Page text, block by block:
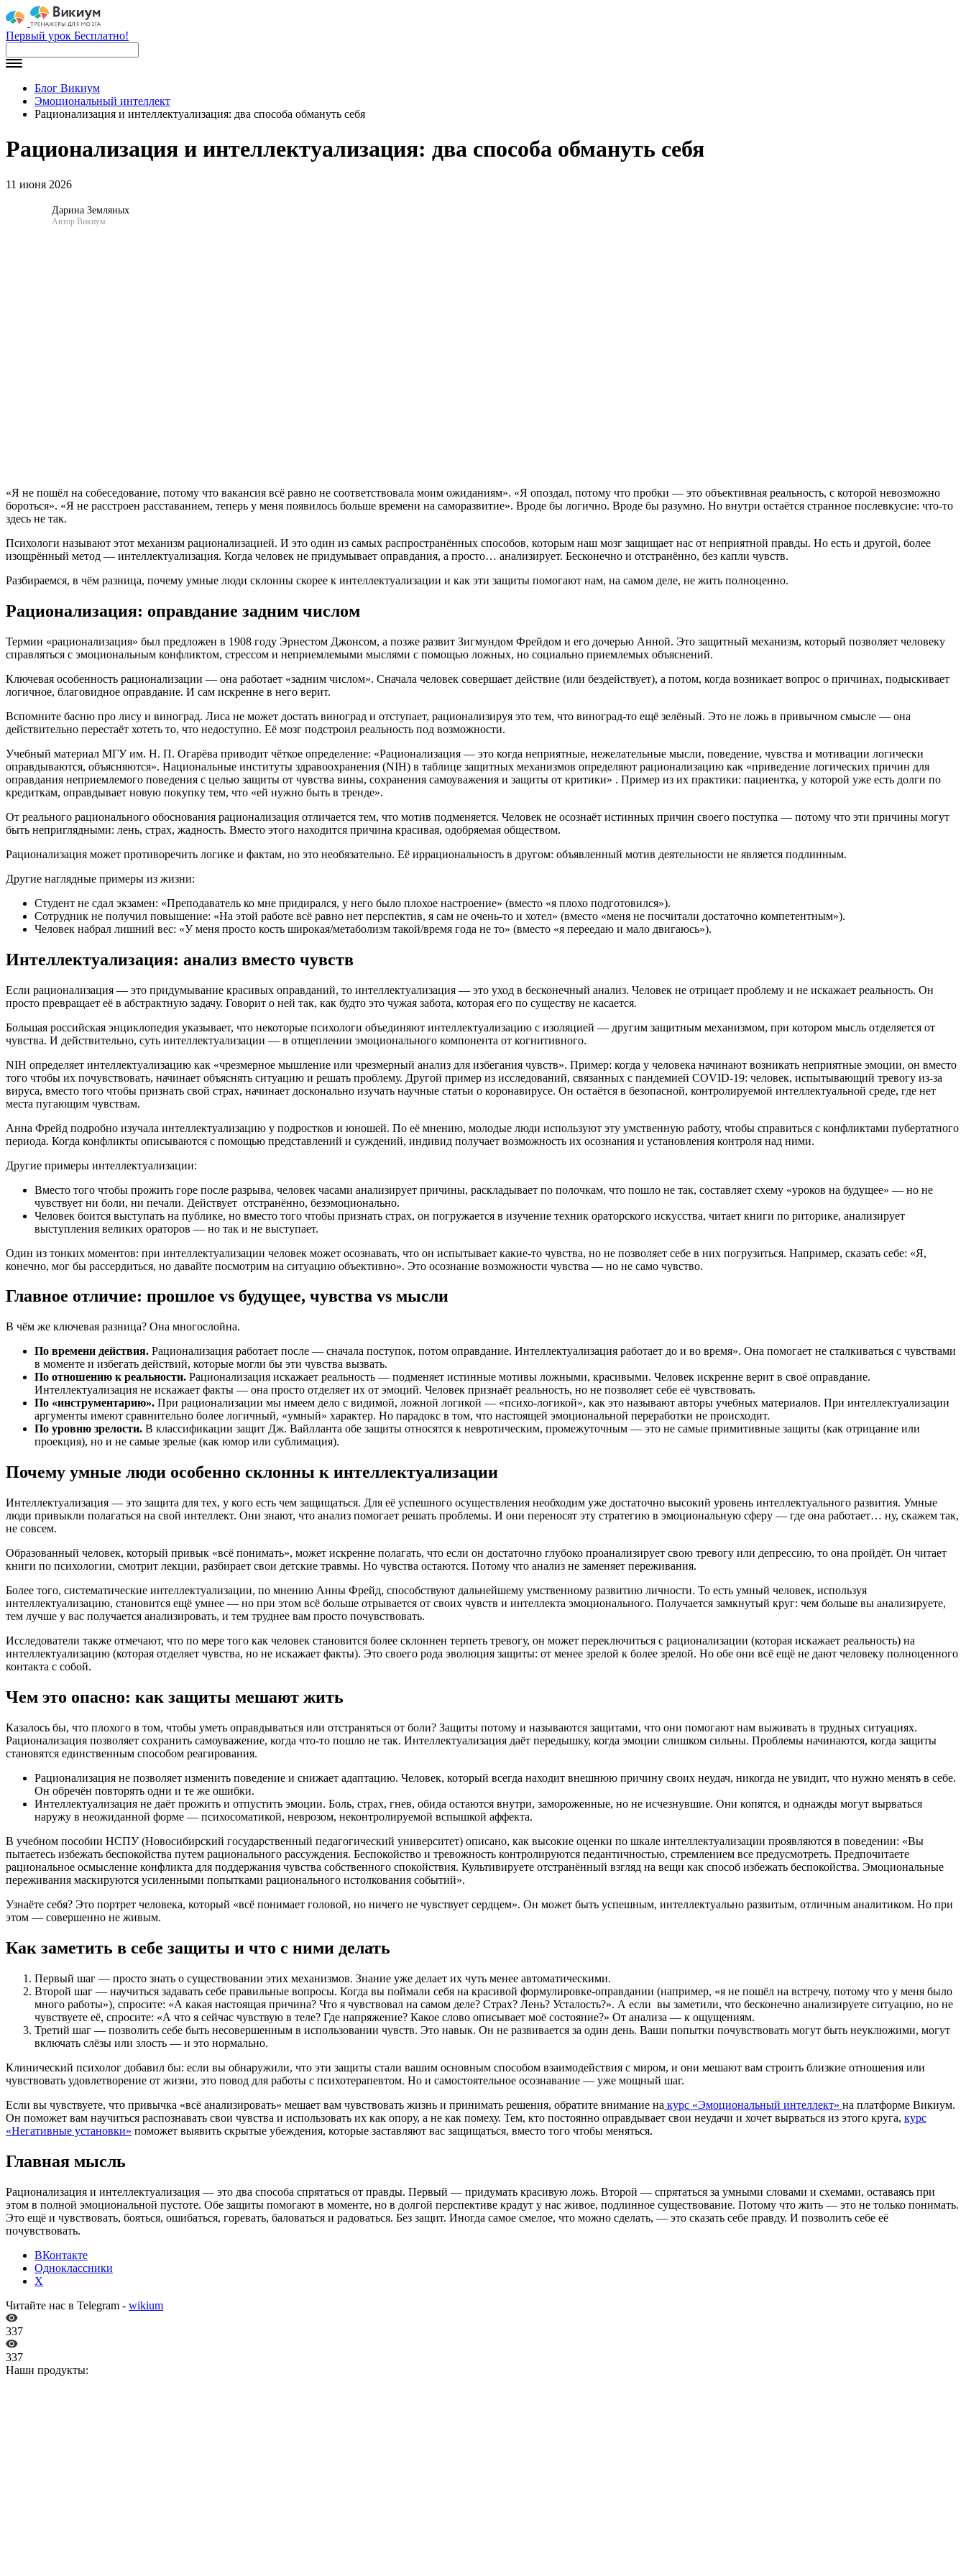
Первый урок Бесплатно!
Блог Викиум
Эмоциональный интеллект
Рационализация и интеллектуализация: два способа обмануть себя
Рационализация и интеллектуализация: два способа обмануть себя
11 июня 2026
Дарина Земляных
Автор Викиум
«Я не пошёл на собеседование, потому что вакансия всё равно не соответствовала моим ожиданиям». «Я опоздал, потому что пробки — это объективная реальность, с которой невозможно
бороться». «Я не расстроен расставанием, теперь у меня появилось больше времени на саморазвитие». Вроде бы логично. Вроде бы разумно. Но внутри остаётся странное послевкусие: что-то
здесь не так.
Психологи называют этот механизм рационализацией. И это один из самых распространённых способов, которым наш мозг защищает нас от неприятной правды. Но есть и другой, более
изощрённый метод — интеллектуализация. Когда человек не придумывает оправдания, а просто… анализирует. Бесконечно и отстранённо, без капли чувств.
Разбираемся, в чём разница, почему умные люди склонны скорее к интеллектуализации и как эти защиты помогают нам, на самом деле, не жить полноценно.
Рационализация: оправдание задним числом
Термин «рационализация» был предложен в 1908 году Эрнестом Джонсом, а позже развит Зигмундом Фрейдом и его дочерью Анной. Это защитный механизм, который позволяет человеку
справляться с эмоциональным конфликтом, стрессом и неприемлемыми мыслями с помощью ложных, но социально приемлемых объяснений.
Ключевая особенность рационализации — она работает «задним числом». Сначала человек совершает действие (или бездействует), а потом, когда возникает вопрос о причинах, подыскивает
логичное, благовидное оправдание. И сам искренне в него верит.
Вспомните басню про лису и виноград. Лиса не может достать виноград и отступает, рационализируя это тем, что виноград-то ещё зелёный. Это не ложь в привычном смысле — она
действительно перестаёт хотеть то, что недоступно. Её мозг подстроил реальность под возможности.
Учебный материал МГУ им. Н. П. Огарёва приводит чёткое определение: «Рационализация — это когда неприятные, нежелательные мысли, поведение, чувства и мотивации логически
оправдываются, объясняются». Национальные институты здравоохранения (NIH) в таблице защитных механизмов определяют рационализацию как «приведение логических причин для
оправдания неприемлемого поведения с целью защиты от чувства вины, сохранения самоуважения и защиты от критики» . Пример из их практики: пациентка, у которой уже есть долги по
кредиткам, оправдывает новую покупку тем, что «ей нужно быть в тренде».
От реального рационального обоснования рационализация отличается тем, что мотив подменяется. Человек не осознаёт истинных причин своего поступка — потому что эти причины могут
быть неприглядными: лень, страх, жадность. Вместо этого находится причина красивая, одобряемая обществом.
Рационализация может противоречить логике и фактам, но это необязательно. Её иррациональность в другом: объявленный мотив деятельности не является подлинным.
Другие наглядные примеры из жизни:
Студент не сдал экзамен: «Преподаватель ко мне придирался, у него было плохое настроение» (вместо «я плохо подготовился»).
Сотрудник не получил повышение: «На этой работе всё равно нет перспектив, я сам не очень-то и хотел» (вместо «меня не посчитали достаточно компетентным»).
Человек набрал лишний вес: «У меня просто кость широкая/метаболизм такой/время года не то» (вместо «я переедаю и мало двигаюсь»).
Интеллектуализация: анализ вместо чувств
Если рационализация — это придумывание красивых оправданий, то интеллектуализация — это уход в бесконечный анализ. Человек не отрицает проблему и не искажает реальность. Он
просто превращает её в абстрактную задачу. Говорит о ней так, как будто это чужая забота, которая его по существу не касается.
Большая российская энциклопедия указывает, что некоторые психологи объединяют интеллектуализацию с изоляцией — другим защитным механизмом, при котором мысль отделяется от
чувства. И действительно, суть интеллектуализации — в отщеплении эмоционального компонента от когнитивного.
NIH определяет интеллектуализацию как «чрезмерное мышление или чрезмерный анализ для избегания чувств». Пример: когда у человека начинают возникать неприятные эмоции, он вместо
того чтобы их почувствовать, начинает объяснять ситуацию и решать проблему. Другой пример из исследований, связанных с пандемией COVID-19: человек, испытывающий тревогу из-за
вируса, вместо того чтобы признать свой страх, начинает досконально изучать научные статьи о коронавирусе. Он остаётся в безопасной, контролируемой интеллектуальной среде, где нет
места пугающим чувствам.
Анна Фрейд подробно изучала интеллектуализацию у подростков и юношей. По её мнению, молодые люди используют эту умственную работу, чтобы справиться с конфликтами пубертатного
периода. Когда конфликты описываются с помощью представлений и суждений, индивид получает возможность их осознания и установления контроля над ними.
Другие примеры интеллектуализации:
Вместо того чтобы прожить горе после разрыва, человек часами анализирует причины, раскладывает по полочкам, что пошло не так, составляет схему «уроков на будущее» — но не
чувствует ни боли, ни печали. Действует отстранённо, безэмоционально.
Человек боится выступать на публике, но вместо того чтобы признать страх, он погружается в изучение техник ораторского искусства, читает книги по риторике, анализирует
выступления великих ораторов — но так и не выступает.
Один из тонких моментов: при интеллектуализации человек может осознавать, что он испытывает какие-то чувства, но не позволяет себе в них погрузиться. Например, сказать себе: «Я,
конечно, мог бы рассердиться, но давайте посмотрим на ситуацию объективно». Это осознание возможности чувства — но не само чувство.
Главное отличие: прошлое vs будущее, чувства vs мысли
В чём же ключевая разница? Она многослойна.
По времени действия. Рационализация работает после ― сначала поступок, потом оправдание. Интеллектуализация работает до и во время». Она помогает не сталкиваться с чувствами
в моменте и избегать действий, которые могли бы эти чувства вызвать.
По отношению к реальности. Рационализация искажает реальность — подменяет истинные мотивы ложными, красивыми. Человек искренне верит в своё оправдание.
Интеллектуализация не искажает факты — она просто отделяет их от эмоций. Человек признаёт реальность, но не позволяет себе её чувствовать.
По «инструментарию». При рационализации мы имеем дело с видимой, ложной логикой — «психо-логикой», как это называют авторы учебных материалов. При интеллектуализации
аргументы имеют сравнительно более логичный, «умный» характер. Но парадокс в том, что настоящей эмоциональной переработки не происходит.
По уровню зрелости. В классификации защит Дж. Вайлланта обе защиты относятся к невротическим, промежуточным — это не самые примитивные защиты (как отрицание или
проекция), но и не самые зрелые (как юмор или сублимация).
Почему умные люди особенно склонны к интеллектуализации
Интеллектуализация — это защита для тех, у кого есть чем защищаться. Для её успешного осуществления необходим уже достаточно высокий уровень интеллектуального развития. Умные
люди привыкли полагаться на свой интеллект. Они знают, что анализ помогает решать проблемы. И они переносят эту стратегию в эмоциональную сферу — где она работает… ну, скажем так,
не совсем.
Образованный человек, который привык «всё понимать», может искренне полагать, что если он достаточно глубоко проанализирует свою тревогу или депрессию, то она пройдёт. Он читает
книги по психологии, смотрит лекции, разбирает свои детские травмы. Но чувства остаются. Потому что анализ не заменяет переживания.
Более того, систематические интеллектуализации, по мнению Анны Фрейд, способствуют дальнейшему умственному развитию личности. То есть умный человек, используя
интеллектуализацию, становится ещё умнее — но при этом всё больше отрывается от своих чувств и интеллекта эмоционального. Получается замкнутый круг: чем больше вы анализируете,
тем лучше у вас получается анализировать, и тем труднее вам просто почувствовать.
Исследователи также отмечают, что по мере того как человек становится более склоннен терпеть тревогу, он может переключиться с рационализации (которая искажает реальность) на
интеллектуализацию (которая отделяет чувства, но не искажает факты). Это своего рода эволюция защиты: от менее зрелой к более зрелой. Но обе они всё ещё не дают человеку полноценного
контакта с собой.
Чем это опасно: как защиты мешают жить
Казалось бы, что плохого в том, чтобы уметь оправдываться или отстраняться от боли? Защиты потому и называются защитами, что они помогают нам выживать в трудных ситуациях.
Рационализация позволяет сохранить самоуважение, когда что-то пошло не так. Интеллектуализация даёт передышку, когда эмоции слишком сильны. Проблемы начинаются, когда защиты
становятся единственным способом реагирования.
Рационализация не позволяет изменить поведение и снижает адаптацию. Человек, который всегда находит внешнюю причину своих неудач, никогда не увидит, что нужно менять в себе.
Он обречён повторять одни и те же ошибки.
Интеллектуализация не даёт прожить и отпустить эмоции. Боль, страх, гнев, обида остаются внутри, замороженные, но не исчезнувшие. Они копятся, и однажды могут вырваться
наружу в неожиданной форме — психосоматикой, неврозом, неконтролируемой вспышкой аффекта.
В учебном пособии НСПУ (Новосибирский государственный педагогический университет) описано, как высокие оценки по шкале интеллектуализации проявляются в поведении: «Вы
пытаетесь избежать беспокойства путем рационального рассуждения. Беспокойство и тревожность контролируются педантичностью, стремлением все предусмотреть. Предпочитаете
рациональное осмысление конфликта для поддержания чувства собственного спокойствия. Культивируете отстранённый взгляд на вещи как способ избежать беспокойства. Эмоциональные
переживания маскируются усиленными попытками рационального истолкования событий».
Узнаёте себя? Это портрет человека, который «всё понимает головой, но ничего не чувствует сердцем». Он может быть успешным, интеллектуально развитым, отличным аналитиком. Но при
этом — совершенно не живым.
Как заметить в себе защиты и что с ними делать
Первый шаг — просто знать о существовании этих механизмов. Знание уже делает их чуть менее автоматическими.
Второй шаг — научиться задавать себе правильные вопросы. Когда вы поймали себя на красивой формулировке-оправдании (например, «я не пошёл на встречу, потому что у меня было
много работы»), спросите: «А какая настоящая причина? Что я чувствовал на самом деле? Страх? Лень? Усталость?». А если вы заметили, что бесконечно анализируете ситуацию, но не
чувствуете её, спросите: «А что я сейчас чувствую в теле? Где напряжение? Какое слово описывает моё состояние?» От анализа — к ощущениям.
Третий шаг — позволить себе быть несовершенным в использовании чувств. Это навык. Он не развивается за один день. Ваши попытки почувствовать могут быть неуклюжими, могут
включать слёзы или злость — и это нормально.
Клинический психолог добавил бы: если вы обнаружили, что эти защиты стали вашим основным способом взаимодействия с миром, и они мешают вам строить близкие отношения или
чувствовать удовлетворение от жизни, это повод для работы с психотерапевтом. Но и самостоятельное осознавание — уже мощный шаг.
Если вы чувствуете, что привычка «всё анализировать» мешает вам чувствовать жизнь и принимать решения, обратите внимание на курс «Эмоциональный интеллект» на платформе Викиум.
Он поможет вам научиться распознавать свои чувства и использовать их как опору, а не как помеху. Тем, кто постоянно оправдывает свои неудачи и хочет вырваться из этого круга, курс
«Негативные установки» поможет выявить скрытые убеждения, которые заставляют вас защищаться, вместо того чтобы меняться.
Главная мысль
Рационализация и интеллектуализация — это два способа спрятаться от правды. Первый — придумать красивую ложь. Второй — спрятаться за умными словами и схемами, оставаясь при
этом в полной эмоциональной пустоте. Обе защиты помогают в моменте, но в долгой перспективе крадут у нас живое, подлинное существование. Потому что жить — это не только понимать.
Это ещё и чувствовать, бояться, ошибаться, горевать, баловаться и радоваться. Без защит. Иногда самое смелое, что можно сделать, — это сказать себе правду. И позволить себе её
почувствовать.
ВКонтакте
Одноклассники
X
Читайте нас в Telegram - wikium
337
337
Наши продукты: